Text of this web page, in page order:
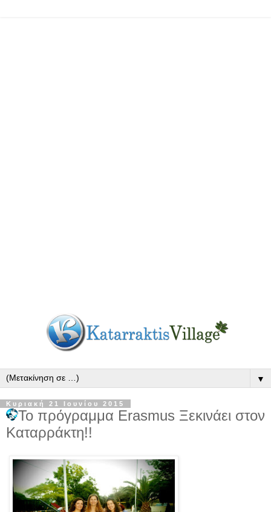
▼
Κυριακή 21 Ιουνίου 2015
Το πρόγραμμα Erasmus Ξεκινάει στον
Καταρράκτη!!